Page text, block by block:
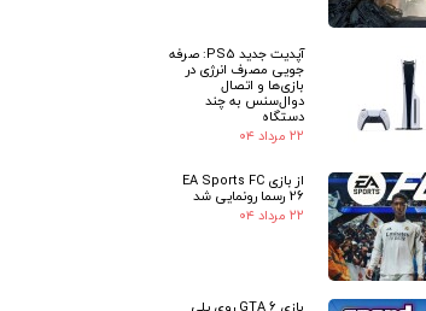
★
آپدیت جدید PS5: صرفه
جویی مصرف انرژی در
بازی‌ها و اتصال
دوال‌سنس به چند
دستگاه
۲۲ مرداد ۰۴
از بازی EA Sports FC
26 رسما رونمایی شد
۲۲ مرداد ۰۴